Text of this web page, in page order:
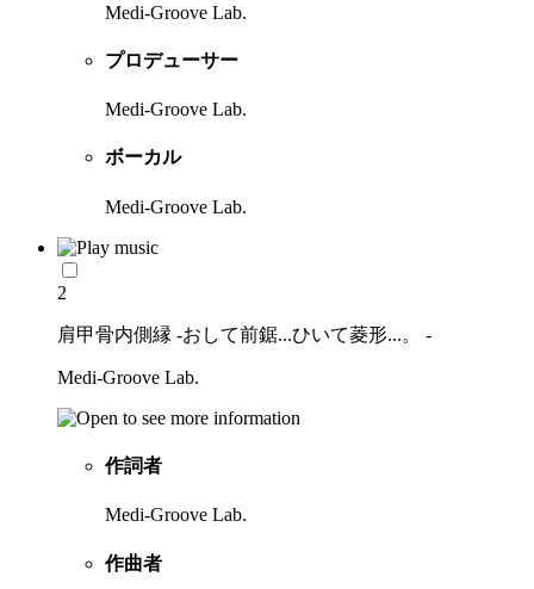
Medi-Groove Lab.
プロデューサー
Medi-Groove Lab.
ボーカル
Medi-Groove Lab.
2
肩甲骨内側縁 -おして前鋸...ひいて菱形...。 -
Medi-Groove Lab.
作詞者
Medi-Groove Lab.
作曲者